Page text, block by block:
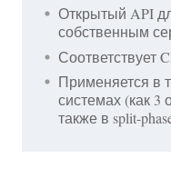
Открытый API
собственным
Соответствует
Применяется в
системах (как 3
также в split-